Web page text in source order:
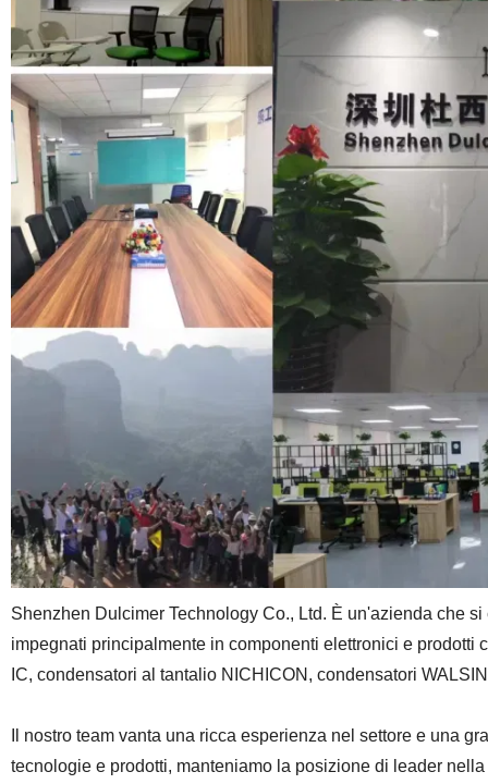
Shenzhen Dulcimer Technology Co., Ltd. È un'azienda che
impegnati principalmente in componenti elettronici e prodotti
IC, condensatori al tantalio NICHICON, condensatori
Il nostro team vanta una ricca esperienza nel settore e una
tecnologie e prodotti, manteniamo la posizione di leader